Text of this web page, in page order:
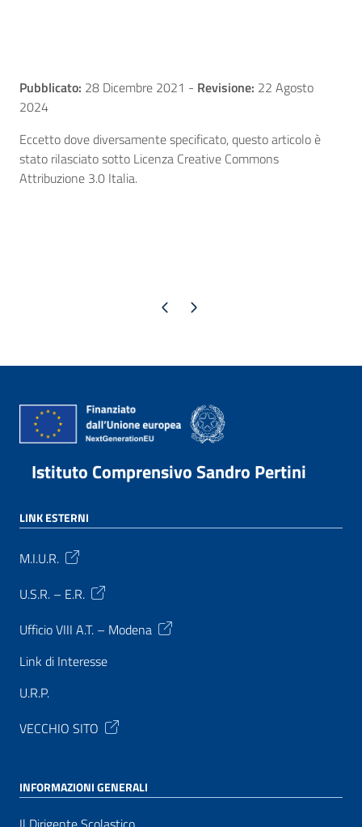
Pubblicato: 28 Dicembre 2021 - Revisione: 22 Agosto
2024
Eccetto dove diversamente specificato, questo articolo è
stato rilasciato sotto Licenza Creative Commons
Attribuzione 3.0 Italia.
Pagina precedente
Pagina successiva
Istituto Comprensivo Sandro Pertini
LINK ESTERNI
M.I.U.R.
U.S.R. – E.R.
Ufficio VIII A.T. – Modena
Link di Interesse
U.R.P.
VECCHIO SITO
INFORMAZIONI GENERALI